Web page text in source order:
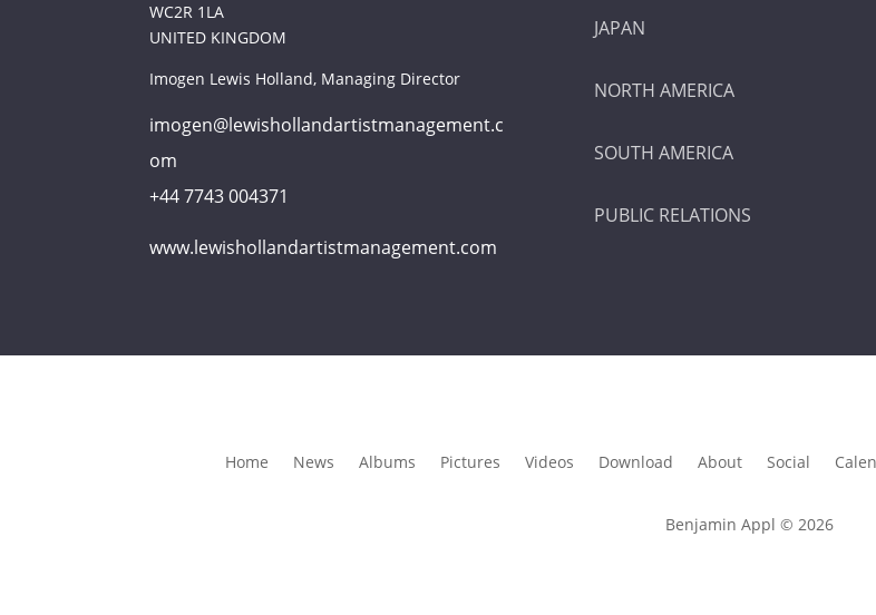
WC2R 1LA
UNITED KINGDOM
Imogen Lewis Holland, Managing Director
imogen@lewishollandartistmanagement.c
om
+44 7743 004371
www.lewishollandartistmanagement.com
JAPAN
NORTH AMERICA
SOUTH AMERICA
PUBLIC RELATIONS
Home News Albums Pictures Videos Download About Social
Benjamin Appl © 2026